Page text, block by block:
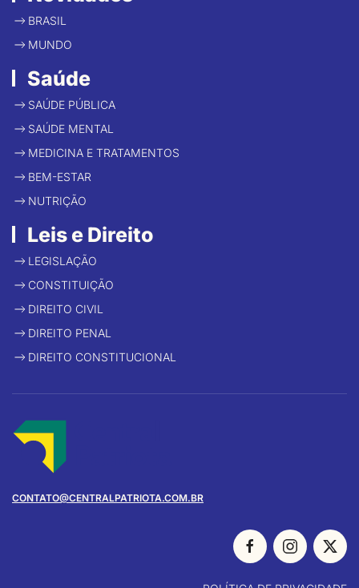
BRASIL
MUNDO
Saúde
SAÚDE PÚBLICA
SAÚDE MENTAL
MEDICINA E TRATAMENTOS
BEM-ESTAR
NUTRIÇÃO
Leis e Direito
LEGISLAÇÃO
CONSTITUIÇÃO
DIREITO CIVIL
DIREITO PENAL
DIREITO CONSTITUCIONAL
CONTATO@CENTRALPATRIOTA.COM.BR